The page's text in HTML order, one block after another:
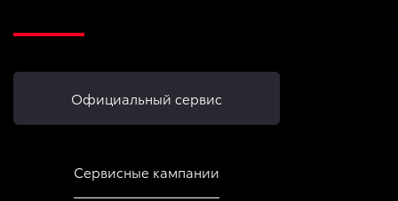
Официальный сервис
Сервисные кампании